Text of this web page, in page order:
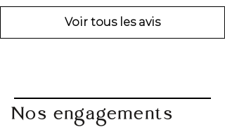
Voir tous les avis
Nos engagements